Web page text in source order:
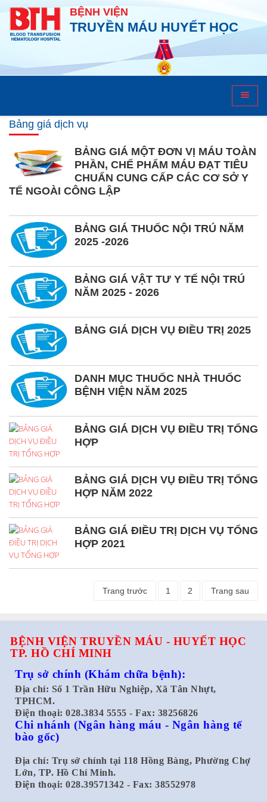
BỆNH VIỆN
TRUYỀN MÁU HUYẾT HỌC
Bảng giá dịch vụ
Bảng giá dịch vụ
BẢNG GIÁ MỘT ĐƠN VỊ MÁU TOÀN
PHẦN, CHẾ PHẨM MÁU ĐẠT TIÊU
CHUẨN CUNG CẤP CÁC CƠ SỞ Y
TẾ NGOÀI CÔNG LẬP
BẢNG GIÁ THUỐC NỘI TRÚ NĂM
2025 -2026
BẢNG GIÁ VẬT TƯ Y TẾ NỘI TRÚ
NĂM 2025 - 2026
BẢNG GIÁ DỊCH VỤ ĐIỀU TRỊ 2025
DANH MỤC THUỐC NHÀ THUỐC
BỆNH VIỆN NĂM 2025
BẢNG GIÁ DỊCH VỤ ĐIỀU TRỊ TỔNG
HỢP
BẢNG GIÁ DỊCH VỤ ĐIỀU TRỊ TỔNG
HỢP NĂM 2022
BẢNG GIÁ ĐIỀU TRỊ DỊCH VỤ TỔNG
HỢP 2021
Trang trước 1 2 Trang sau
BỆNH VIỆN TRUYỀN MÁU - HUYẾT HỌC
TP. HỒ CHÍ MINH
Trụ sở chính (Khám chữa bệnh):
Địa chỉ: Số 1 Trần Hữu Nghiệp, Xã Tân Nhựt,
TPHCM.
Điện thoại: 028.3834 5555 - Fax: 38256826
Chi nhánh (Ngân hàng máu - Ngân hàng tế
bào gốc)
Địa chỉ: Trụ sở chính tại 118 Hồng Bàng, Phường Chợ
Lớn, TP. Hồ Chí Minh.
Điện thoại: 028.39571342 - Fax: 38552978